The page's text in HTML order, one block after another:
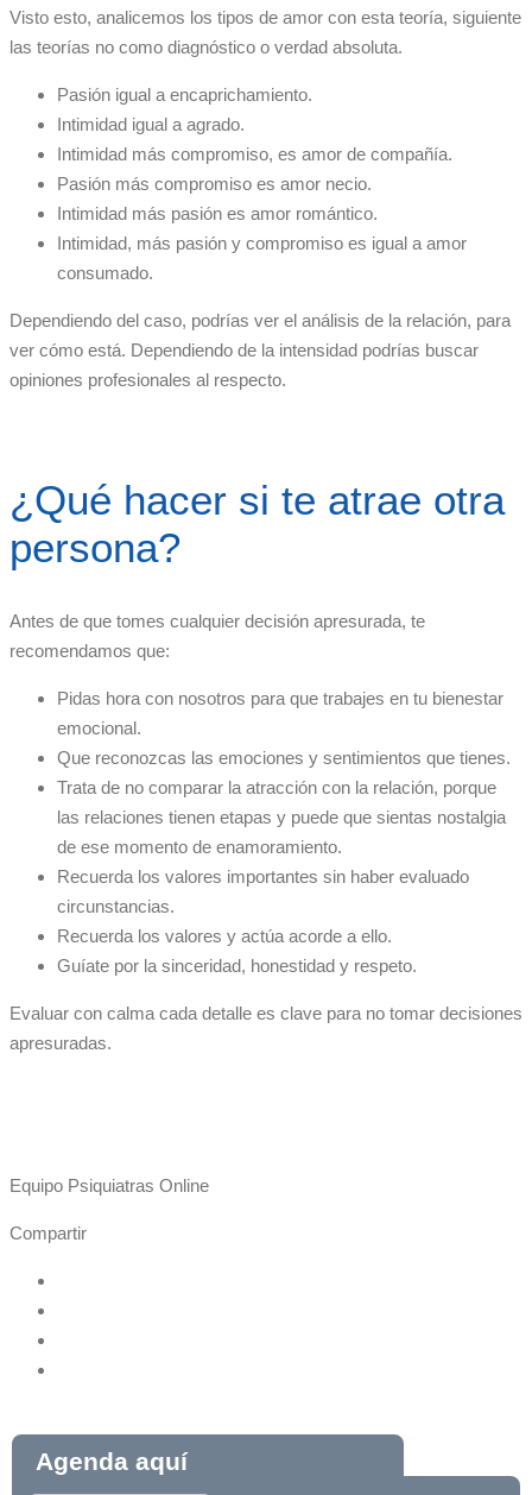
Visto esto, analicemos los tipos de amor con esta teoría, siguiente
las teorías no como diagnóstico o verdad absoluta.
Pasión igual a encaprichamiento.
Intimidad igual a agrado.
Intimidad más compromiso, es amor de compañía.
Pasión más compromiso es amor necio.
Intimidad más pasión es amor romántico.
Intimidad, más pasión y compromiso es igual a amor
consumado.
Dependiendo del caso, podrías ver el análisis de la relación, para
ver cómo está. Dependiendo de la intensidad podrías buscar
opiniones profesionales al respecto.
¿Qué hacer si te atrae otra
persona?
Antes de que tomes cualquier decisión apresurada, te
recomendamos que:
Pidas hora con nosotros para que trabajes en tu bienestar
emocional.
Que reconozcas las emociones y sentimientos que tienes.
Trata de no comparar la atracción con la relación, porque
las relaciones tienen etapas y puede que sientas nostalgia
de ese momento de enamoramiento.
Recuerda los valores importantes sin haber evaluado
circunstancias.
Recuerda los valores y actúa acorde a ello.
Guíate por la sinceridad, honestidad y respeto.
Evaluar con calma cada detalle es clave para no tomar decisiones
apresuradas.
Equipo Psiquiatras Online
Compartir
Agenda aquí